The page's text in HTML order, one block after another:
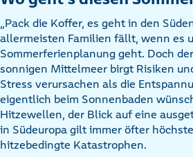
„Pack die Koffer, es geht in den
allermeisten Familien fällt, wenn es
Sommerferienplanung geht. Doch
sonnigen Mittelmeer birgt Risiken
Stress verursachen als die
eigentlich beim Sonnenbaden
Hitzewellen, der Blick auf eine
in Südeuropa gilt immer öfter
hitzebedingte Katastrophen.